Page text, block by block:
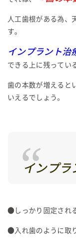
人工歯根がある為、
す。
インプラント治
できる上に残ってい
歯の本数が増えると
いえるでしょう。
インプラ
●しっかり固定され
●入れ歯のように取